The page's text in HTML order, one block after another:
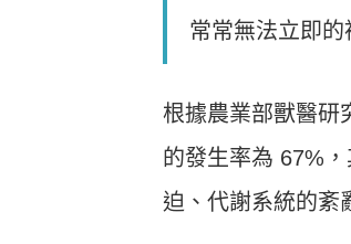
常常無法立即
根據農業部獸醫研
的發生率為 67%
迫、代謝系統的紊